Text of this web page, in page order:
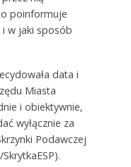
poinformuje
w jaki sposób
data i
Miasta
i obiektywnie,
wyłącznie za
Podawczej